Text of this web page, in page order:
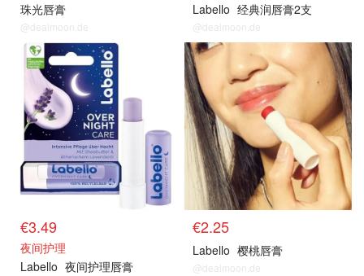
珠光唇膏
@dealmoon.de
Labello 经典润唇膏2支
@dealmoon.de
€3.49
夜间护理
Labello 夜间护理唇膏
€2.25
Labello 樱桃唇膏
@dealmoon.de